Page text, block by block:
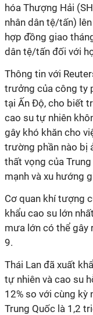
hóa Thượng Hải
nhân dân tệ/tấn)
hợp đồng giao
dân tệ/tấn đối với
Thông tin với
trưởng của công ty
tại Ấn Độ, cho biết
cao su tự nhiên
gây khó khăn cho
trường phần nào bị
thất vọng của
mạnh và xu hướng
Cơ quan khí tượng
khẩu cao su lớn
mưa lớn có thể gây
9.
Thái Lan đã xuất
tự nhiên và cao su
12% so với cùng kỳ
Trung Quốc là 1,2